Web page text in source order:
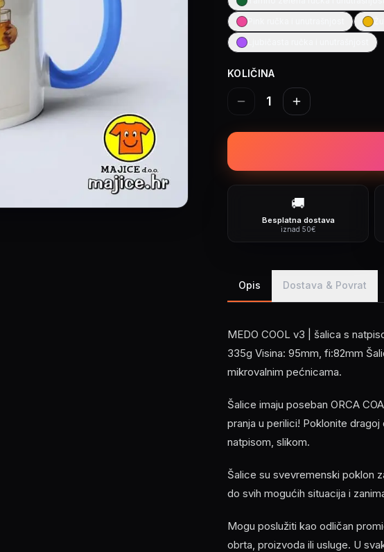
KOLIČINA
1
🚚
Besplatna dostava
iznad 50€
Opis Dostava & Povrat
MEDO COOL v3 | šalica s
335g Visina: 95mm, fi:82mm
mikrovalnim pećnicama.
Šalice imaju poseban ORCA
pranja u perilici! Poklonite
natpisom, slikom.
Šalice su svevremenski poklon
do svih mogućih situacija i
Mogu poslužiti kao odličan
obrta, proizvoda ili usluge. U